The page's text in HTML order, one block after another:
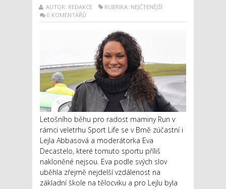
AUTOR: REDAKCE
RUBRIKA: NEJČTENĚJŠÍ
0 KOMENTÁŘŮ
Letošního běhu pro radost maminy Run v
rámci veletrhu Sport Life se v Brně zúčastní i
Lejla Abbasová a moderátorka Eva
Decastelo, které tomuto sportu příliš
nakloněné nejsou. Eva podle svých slov
uběhla zřejmě nejdelší vzdálenost na
základní škole na tělocviku a pro Lejlu byla